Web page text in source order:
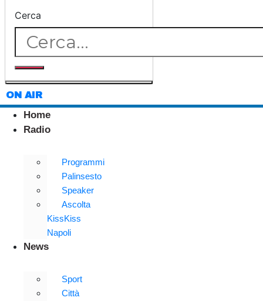
Cerca
ON AIR
Home
Radio
Programmi
Palinsesto
Speaker
Ascolta
KissKiss
Napoli
News
Sport
Città